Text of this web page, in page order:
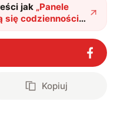
jak „Panele
się codziennością.
lokatorski
Kopiuj